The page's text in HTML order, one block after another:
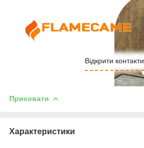
Відкрити контакти
Приховати
Характеристики